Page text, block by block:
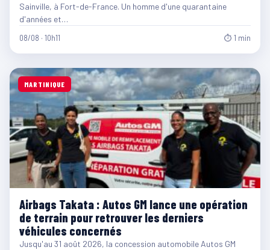
Sainville, à Fort-de-France. Un homme d'une quarantaine
d'années et…
08/08 · 10h11 ⏱ 1 min
MARTINIQUE
Airbags Takata : Autos GM lance une opération
de terrain pour retrouver les derniers
véhicules concernés
Jusqu'au 31 août 2026, la concession automobile Autos GM